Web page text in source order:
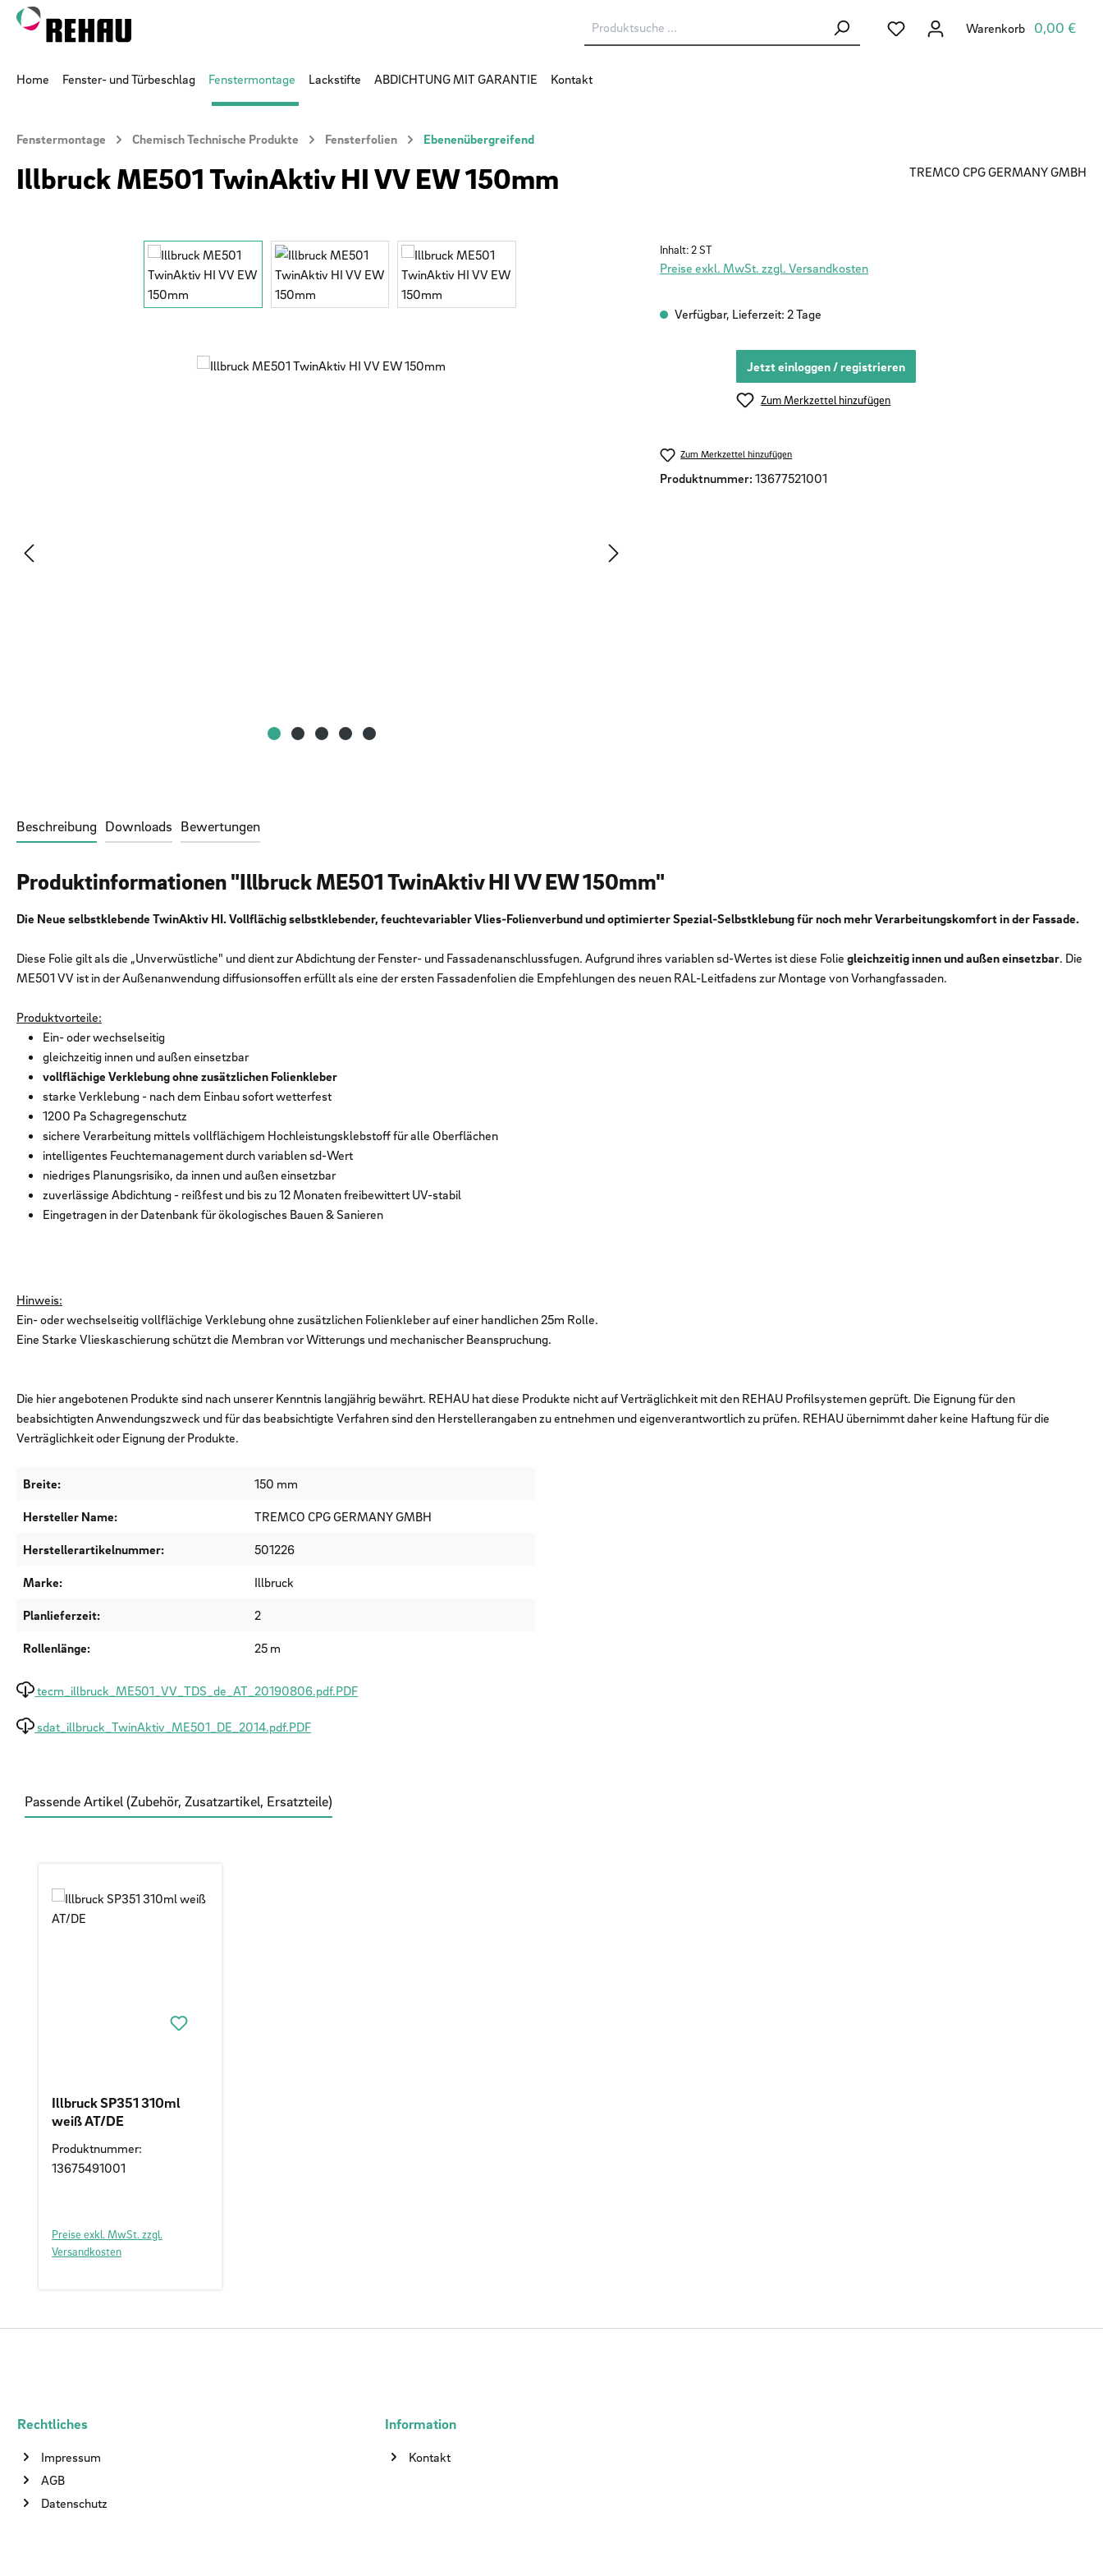
Hauptinhalt springen
Zur Suche springen
Zur Hauptnavigation springen
Du hast 0 Produkte auf dem
Warenkorb 0,00 €
Home Fenster- und Türbeschlag Fenstermontage Lackstifte ABDICHTUNG MIT GARANTIE Kontakt
Fenstermontage Chemisch Technische Produkte Fensterfolien Ebenenübergreifend
Illbruck ME501 TwinAktiv HI VV EW 150mm TREMCO CPG GERMANY GMBH
Bildergalerie überspringen Inhalt:2 ST
Preise exkl. MwSt. zzgl. Versandkosten
Verfügbar, Lieferzeit: 2 Tage
Jetzt einloggen / registrieren
Zum Merkzettel hinzufügen
Zum Merkzettel hinzufügen
Produktnummer: 13677521001
Beschreibung Downloads Bewertungen
Produktinformationen "Illbruck ME501 TwinAktiv HI VV EW 150mm"
Die Neue selbstklebende TwinAktiv HI. Vollflächig selbstklebender, feuchtevariabler Vlies-Folienverbund und optimierter Spezial-Selbstklebung für noch mehr Verarbeitungskomfort in der Fassade.
Diese Folie gilt als die „Unverwüstliche" und dient zur Abdichtung der Fenster- und Fassadenanschlussfugen. Aufgrund ihres variablen sd-Wertes ist diese Folie gleichzeitig innen und außen einsetzbar. Die
ME501 VV ist in der Außenanwendung diffusionsoffen erfüllt als eine der ersten Fassadenfolien die Empfehlungen des neuen RAL-Leitfadens zur Montage von Vorhangfassaden.
Produktvorteile:
Ein- oder wechselseitig
gleichzeitig innen und außen einsetzbar
vollflächige Verklebung ohne zusätzlichen Folienkleber
starke Verklebung - nach dem Einbau sofort wetterfest
1200 Pa Schagregenschutz
sichere Verarbeitung mittels vollflächigem Hochleistungsklebstoff für alle Oberflächen
intelligentes Feuchtemanagement durch variablen sd-Wert
niedriges Planungsrisiko, da innen und außen einsetzbar
zuverlässige Abdichtung - reißfest und bis zu 12 Monaten freibewittert UV-stabil
Eingetragen in der Datenbank für ökologisches Bauen & Sanieren
Hinweis:
Ein- oder wechselseitig vollflächige Verklebung ohne zusätzlichen Folienkleber auf einer handlichen 25m Rolle.
Eine Starke Vlieskaschierung schützt die Membran vor Witterungs und mechanischer Beanspruchung.
Die hier angebotenen Produkte sind nach unserer Kenntnis langjährig bewährt. REHAU hat diese Produkte nicht auf Verträglichkeit mit den REHAU Profilsystemen geprüft. Die Eignung für den
beabsichtigten Anwendungszweck und für das beabsichtigte Verfahren sind den Herstellerangaben zu entnehmen und eigenverantwortlich zu prüfen. REHAU übernimmt daher keine Haftung für die
Verträglichkeit oder Eignung der Produkte.
Breite:
150 mm
Hersteller Name:
TREMCO CPG GERMANY GMBH
Herstellerartikelnummer:
501226
Marke:
Illbruck
Planlieferzeit:
2
Rollenlänge:
25 m
tecm_illbruck_ME501_VV_TDS_de_AT_20190806.pdf.PDF
sdat_illbruck_TwinAktiv_ME501_DE_2014.pdf.PDF
Passende Artikel (Zubehör, Zusatzartikel, Ersatzteile)
Illbruck SP351 310ml
weiß AT/DE
Produktnummer:
13675491001
Preise exkl. MwSt. zzgl.
Versandkosten
Rechtliches
Impressum
AGB
Datenschutz
Information
Kontakt